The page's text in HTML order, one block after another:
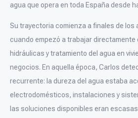
agua que opera en toda España desde
Su trayectoria comienza a finales de los
cuando empezó a trabajar
hidráulicas y tratamiento del agua en
negocios. En aquella época, Carlos
recurrente: la dureza del agua estaba
electrodomésticos, instalaciones y
las soluciones disponibles eran